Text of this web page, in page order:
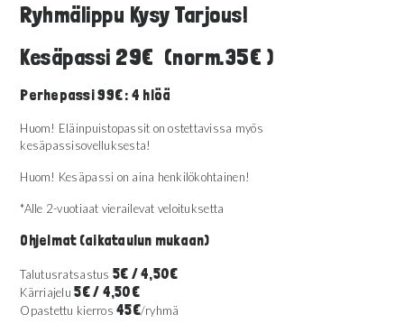
Ryhmälippu Kysy Tarjous!
Kesäpassi 29€ (norm.35€ )
Perhepassi 99€ : 4 hlöä
Huom! Eläinpuistopassit on ostettavissa myös
kesäpassisovelluksesta!
Huom! Kesäpassi on aina henkilökohtainen!
*Alle 2-vuotiaat vierailevat veloituksetta
Ohjelmat (aikataulun mukaan)
Talutusratsastus 5€ / 4,50€
Kärriajelu5€ / 4,50€
Opastettu kierros45€/ryhmä